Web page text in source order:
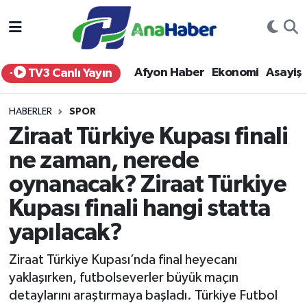
TV3 Canlı Yayın Afyon Haber Ekonomi Asayiş
HABERLER SPOR
Ziraat Türkiye Kupası finali
ne zaman, nerede
oynanacak? Ziraat Türkiye
Kupası finali hangi statta
yapılacak?
Ziraat Türkiye Kupası’nda final heyecanı
yaklaşırken, futbolseverler büyük maçın
detaylarını araştırmaya başladı. Türkiye Futbol
Yurt Haber
Afyon Haber
Siyaset
Spor
Eğitim
Sağlık
Teknoloji
Afyonkarahisar Nöbetçi Eczaneler
Afyonkarahisar Hava Durumu
Afyonkarahisar Trafik Yoğunluk Haritası
Süper Lig Puan Durumu ve Fikstür
Tüm Manşetler
Son Dakika Haberleri
Haber Arşivi